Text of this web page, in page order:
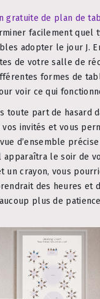
gratuite de plan de
facilement quel
adopter le jour J.
de votre salle de
formes de
voir ce qui
toute part de hasard
vos invités et vous
d’ensemble
apparaîtra le soir de
un crayon, vous
des heures et
plus de